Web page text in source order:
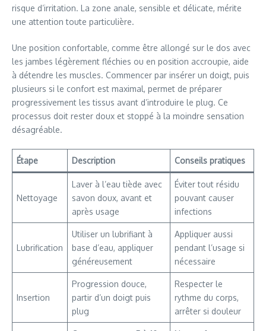
risque d’irritation. La zone anale, sensible et délicate, mérite
une attention toute particulière.
Une position confortable, comme être allongé sur le dos avec
les jambes légèrement fléchies ou en position accroupie, aide
à détendre les muscles. Commencer par insérer un doigt, puis
plusieurs si le confort est maximal, permet de préparer
progressivement les tissus avant d’introduire le plug. Ce
processus doit rester doux et stoppé à la moindre sensation
désagréable.
Étape Description Conseils pratiques
Nettoyage
Laver à l’eau tiède avec
savon doux, avant et
après usage
Éviter tout résidu
pouvant causer
infections
Lubrification
Utiliser un lubrifiant à
base d’eau, appliquer
généreusement
Appliquer aussi
pendant l’usage si
nécessaire
Insertion
Progression douce,
partir d’un doigt puis
plug
Respecter le
rythme du corps,
arrêter si douleur